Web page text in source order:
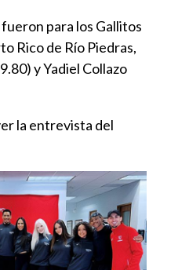
para los Gallitos
Rico de Río Piedras,
y Yadiel Collazo
la entrevista del